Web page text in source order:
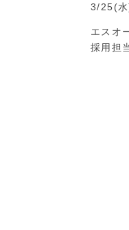
3/25(
エスオ
採用担